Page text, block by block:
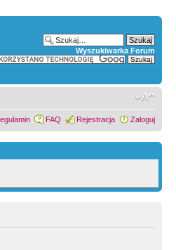
Wyszukiwarka Forum
FAQ Rejestracja Zaloguj